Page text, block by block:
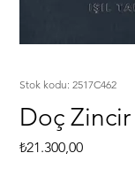
Stok kodu: 2517C462
Doç
₺21.300,00Fiyat